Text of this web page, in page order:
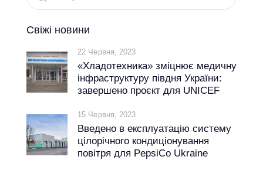
Свіжі новини
22 Червня, 2023
«Хладотехника» зміцнює медичну
інфраструктуру півдня України:
завершено проєкт для UNICEF
15 Червня, 2023
Введено в експлуатацію систему
цілорічного кондиціонування
повітря для PepsiCo Ukraine